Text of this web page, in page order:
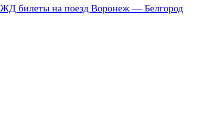
ЖД билеты на поезд Воронеж — Белгород